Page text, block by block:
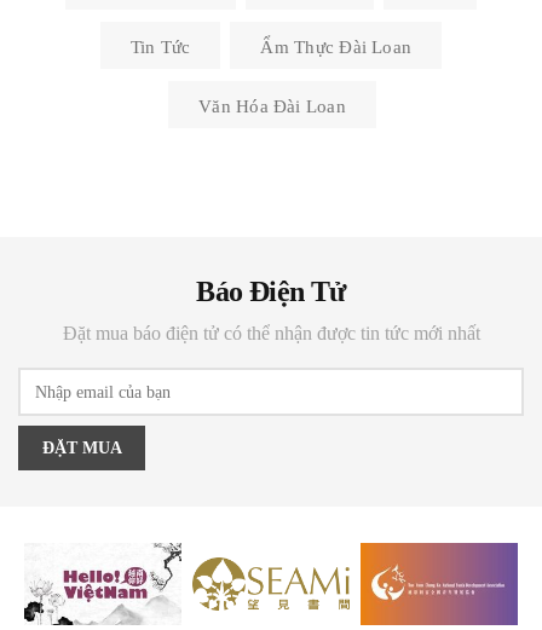
Tin Tức Ẩm Thực Đài Loan
Văn Hóa Đài Loan
Báo Điện Tử
Đặt mua báo điện tử có thể nhận được tin tức mới nhất
ĐẶT MUA